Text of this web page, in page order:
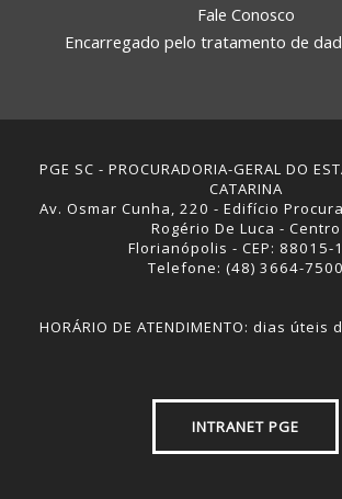
Fale Conosco
Encarregado pelo tratamento de
PGE SC - PROCURADORIA-GERAL DO
CATARINA
Av. Osmar Cunha, 220 - Edifício
Rogério De Luca - Centro
Florianópolis - CEP: 88015-
Telefone: (48) 3664-7500
HORÁRIO DE ATENDIMENTO: dias
INTRANET PGE